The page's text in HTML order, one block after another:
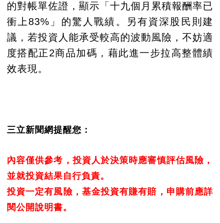
的對帳單佐證，顯示「十九個月累積報酬率已
衝上83%」的驚人戰績。另有資深股民則建
議，若投資人能承受較高的波動風險，不妨適
度搭配正2商品加碼，藉此進一步拉高整體績
效表現。
三立新聞網提醒您：
內容僅供參考，投資人於決策時應審慎評估風險，
並就投資結果自行負責。
投資一定有風險，基金投資有賺有賠，申購前應詳
閱公開說明書。